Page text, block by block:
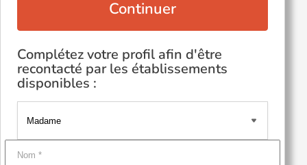
Continuer
Complétez votre profil afin d'être
recontacté par les établissements
disponibles :